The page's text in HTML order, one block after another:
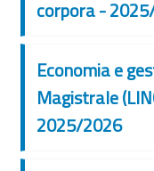
corpora -
Economia e
Magistrale
2025/2026